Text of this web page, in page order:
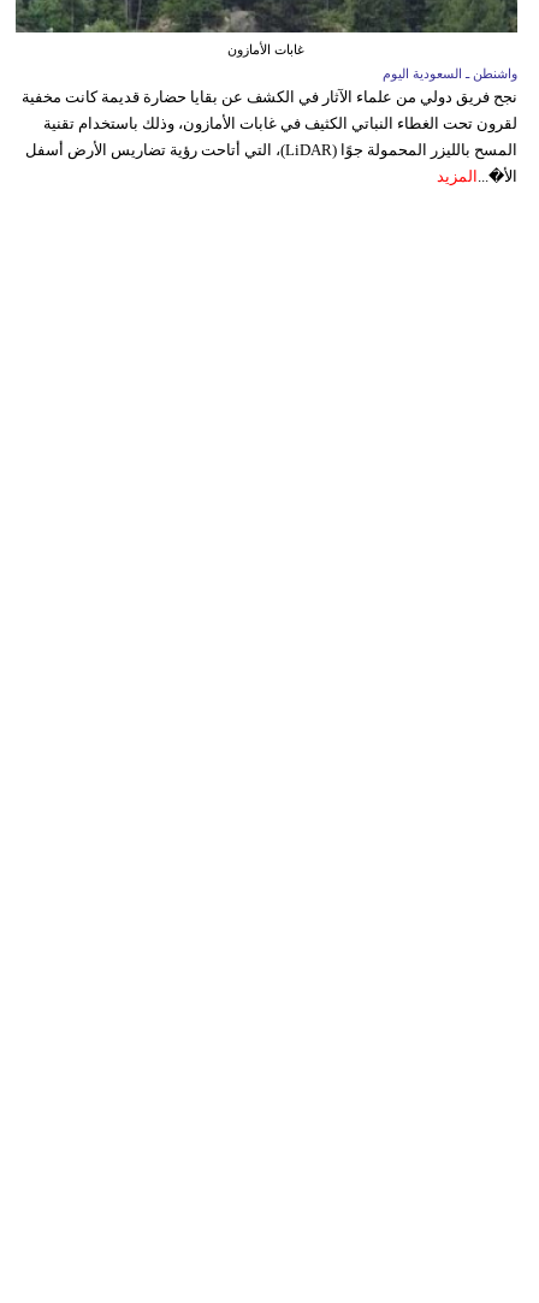
غابات الأمازون
واشنطن ـ السعودية اليوم
نجح فريق دولي من علماء الآثار في الكشف عن بقايا حضارة قديمة كانت مخفية
لقرون تحت الغطاء النباتي الكثيف في غابات الأمازون، وذلك باستخدام تقنية
المسح بالليزر المحمولة جوًا (LiDAR)، التي أتاحت رؤية تضاريس الأرض أسفل
الأ�... المزيد